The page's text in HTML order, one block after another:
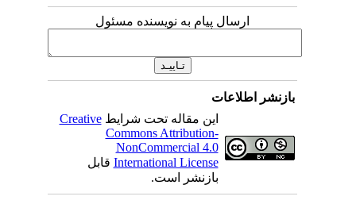
ارسال پیام به نویسنده مسئول
بازنشر اطلاعات
این مقاله تحت شرایطCreative
Commons Attribution-
NonCommercial 4.0
International Licenseقابل
بازنشر است.